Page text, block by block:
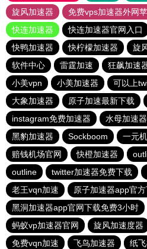
旋风加速器
免费vps加速器外网
快连加速器
快连加速器官网入口
快鸭加速器
快柠檬加速器 旋
软件中心
雷霆加速 狂飙加速
小美vpn
小美加速器
可以上
大象加速器
原子加速最新下载
instagram免费加速器
水母加速器
黑豹加速器
Sockboom 一元
赔钱机场官网
快橙加速器
outline
twitter加速器免费下载
老王vqn加速
原子加速器app官
黑洞加速器app官网下载免费3小时
蚂蚁vp加速器官网
旋风加速度器
免费vqn加速
飞鸟加速器 纸